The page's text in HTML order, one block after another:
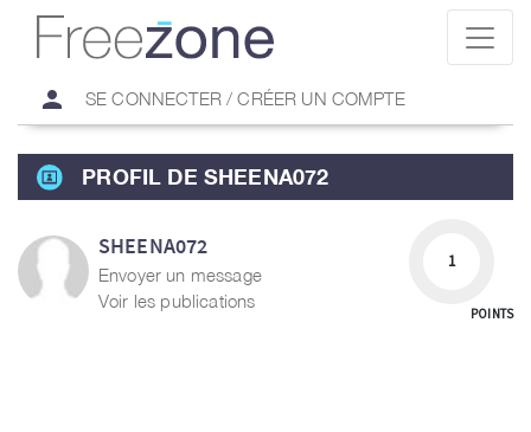
person SE CONNECTER / CRÉER UN COMPTE
PROFIL DE SHEENA072
SHEENA072
Envoyer un message
Voir les publications
1
POINTS